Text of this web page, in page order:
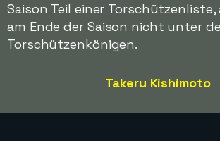
Saison Teil einer
am Ende der Saison nicht unter
Torschützenkönigen.
Takeru Kishimoto